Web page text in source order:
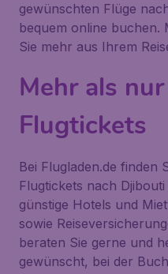
gewünschten Flüge
bequem online buchen.
Sie mehr aus Ihrem
Mehr als
Flugtickets
Bei Flugladen.de finden
Flugtickets nach
günstige Hotels und
sowie
beraten Sie gerne und
gewünscht, bei der